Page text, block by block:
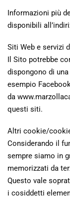
Informazioni più
disponibili
Siti Web e servizi
Il Sito potrebbe
dispongono di
esempio
da
questi siti.
Altri cookie/
Considerando il
sempre siamo in
memorizzati da
Questo vale
i cosiddetti